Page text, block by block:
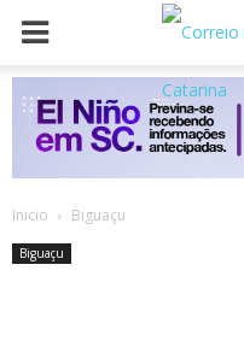
Inicio Biguaçu
Biguaçu